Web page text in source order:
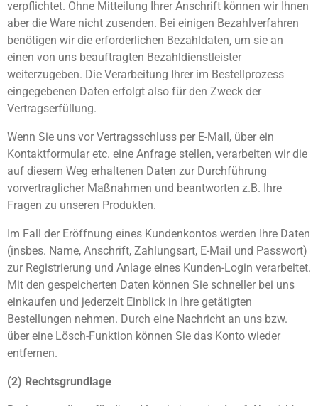
verpflichtet. Ohne Mitteilung Ihrer Anschrift können wir Ihnen
aber die Ware nicht zusenden. Bei einigen Bezahlverfahren
benötigen wir die erforderlichen Bezahldaten, um sie an
einen von uns beauftragten Bezahldienstleister
weiterzugeben. Die Verarbeitung Ihrer im Bestellprozess
eingegebenen Daten erfolgt also für den Zweck der
Vertragserfüllung.
Wenn Sie uns vor Vertragsschluss per E-Mail, über ein
Kontaktformular etc. eine Anfrage stellen, verarbeiten wir die
auf diesem Weg erhaltenen Daten zur Durchführung
vorvertraglicher Maßnahmen und beantworten z.B. Ihre
Fragen zu unseren Produkten.
Im Fall der Eröffnung eines Kundenkontos werden Ihre Daten
(insbes. Name, Anschrift, Zahlungsart, E-Mail und Passwort)
zur Registrierung und Anlage eines Kunden-Login verarbeitet.
Mit den gespeicherten Daten können Sie schneller bei uns
einkaufen und jederzeit Einblick in Ihre getätigten
Bestellungen nehmen. Durch eine Nachricht an uns bzw.
über eine Lösch-Funktion können Sie das Konto wieder
entfernen.
(2) Rechtsgrundlage